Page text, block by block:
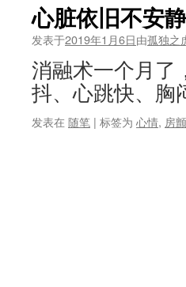
心脏依旧不安静
发表于2019年1月6日由孤独之
消融术一个月了
抖、心跳快、
发表在 随笔 | 标签为 心情, 房颤